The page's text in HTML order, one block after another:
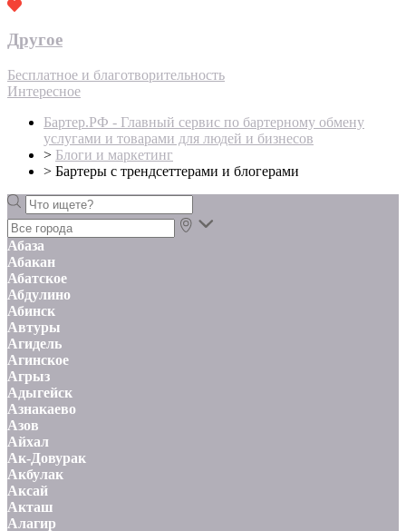
Другое
Бесплатное и благотворительность
Интересное
Бартер.РФ - Главный сервис по бартерному обмену
услугами и товарами для людей и бизнесов
> Блоги и маркетинг
> Бартеры с трендсеттерами и блогерами
Абаза
Абакан
Абатское
Абдулино
Абинск
Автуры
Агидель
Агинское
Агрыз
Адыгейск
Азнакаево
Азов
Айхал
Ак-Довурак
Акбулак
Аксай
Акташ
Алагир